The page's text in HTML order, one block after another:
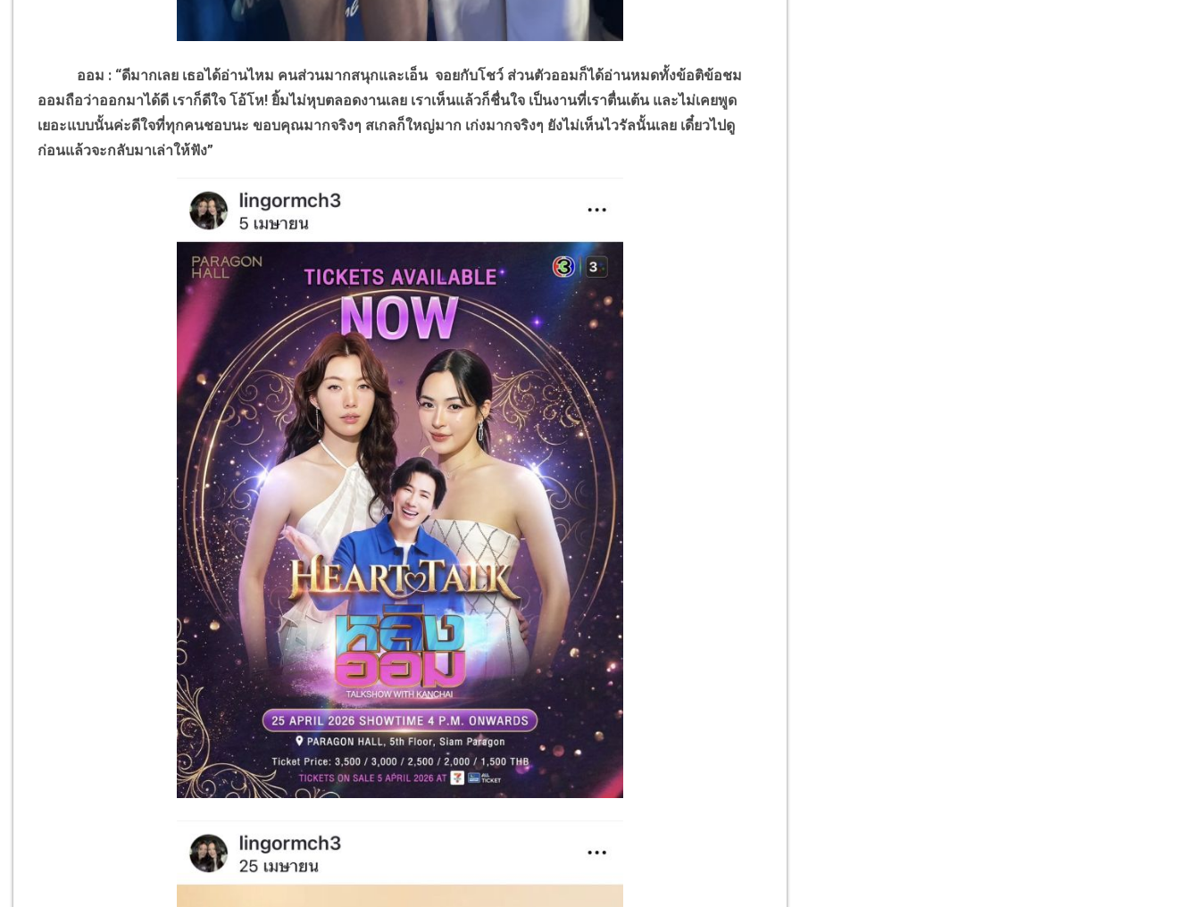
ออม : “ดีมากเลย เธอได้อ่านไหม คนส่วนมากสนุกและเอ็น จอยกับโชว์ ส่วนตัวออมก็ได้อ่านหมดทั้งข้อติข้อชม
ออมถือว่าออกมาได้ดี เราก็ดีใจ โอ้โห! ยิ้มไม่หุบตลอดงานเลย เราเห็นแล้วก็ชื่นใจ เป็นงานที่เราตื่นเต้น และไม่เคยพูด
เยอะแบบนั้นค่ะดีใจที่ทุกคนชอบนะ ขอบคุณมากจริงๆ สเกลก็ใหญ่มาก เก่งมากจริงๆ ยังไม่เห็นไวรัลนั้นเลย เดี๋ยวไปดู
ก่อนแล้วจะกลับมาเล่าให้ฟัง”